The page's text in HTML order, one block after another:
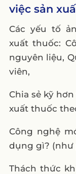
việc sản
Các yếu tố
xuất thuốc:
nguyên liệu,
viên,
Chia sẻ kỹ
xuất thuốc
Công nghệ
dụng gì? (như
Thách thức